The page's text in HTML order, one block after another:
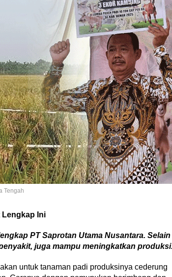
Tengah
Lengkap Ini
PT Saprotan Utama Nusantara. Selain
juga mampu meningkatkan
untuk tanaman padi produksinya cederung